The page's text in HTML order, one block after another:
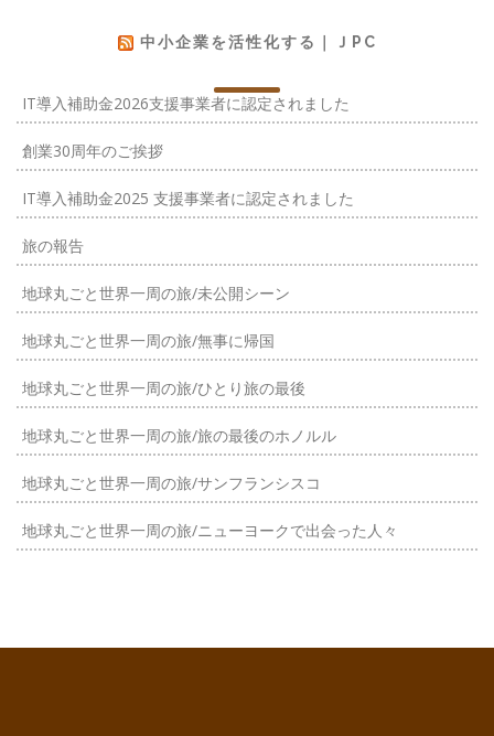
中小企業を活性化する｜ＪPC
IT導入補助金2026支援事業者に認定されました
創業30周年のご挨拶
IT導入補助金2025 支援事業者に認定されました
旅の報告
地球丸ごと世界一周の旅/未公開シーン
地球丸ごと世界一周の旅/無事に帰国
地球丸ごと世界一周の旅/ひとり旅の最後
地球丸ごと世界一周の旅/旅の最後のホノルル
地球丸ごと世界一周の旅/サンフランシスコ
地球丸ごと世界一周の旅/ニューヨークで出会った人々